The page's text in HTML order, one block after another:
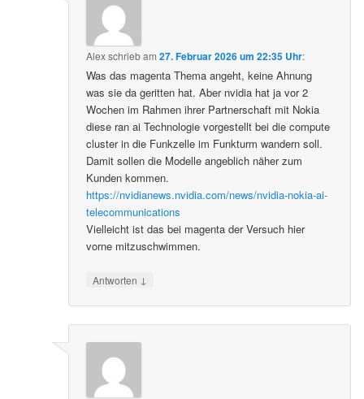
Alexschriebam27. Februar 2026 um 22:35 Uhr:
Was das magenta Thema angeht, keine Ahnung
was sie da geritten hat. Aber nvidia hat ja vor 2
Wochen im Rahmen ihrer Partnerschaft mit Nokia
diese ran ai Technologie vorgestellt bei die compute
cluster in die Funkzelle im Funkturm wandern soll.
Damit sollen die Modelle angeblich näher zum
Kunden kommen.
https://nvidianews.nvidia.com/news/nvidia-nokia-ai-
telecommunications
Vielleicht ist das bei magenta der Versuch hier
vorne mitzuschwimmen.
Antworten ↓